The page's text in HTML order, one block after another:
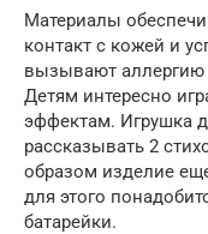
Материалы
контакт с кожей и
вызывают аллергию
Детям интересно
эффектам. Игрушка
рассказывать 2
образом изделие
для этого
батарейки.